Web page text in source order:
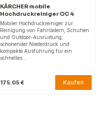
KÄRCHER mobile
Hochdruckreiniger OC 4
Mobiler Hochdruckreiniger zur
Reinigung von Fahrrädern, Schuhen
und Outdoor-Ausrüstung;
schonender Niederdruck und
kompakte Ausführung für ein
schnelles…
175.05 € Kaufen